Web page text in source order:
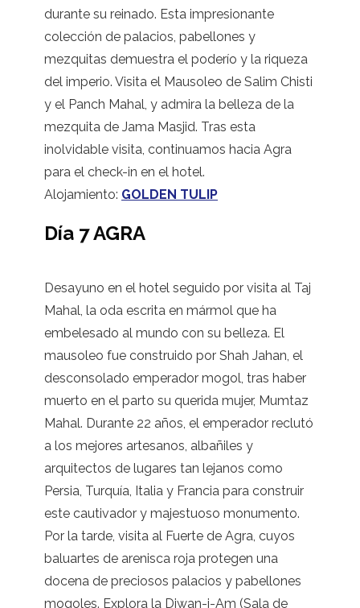
durante su reinado. Esta impresionante
colección de palacios, pabellones y
mezquitas demuestra el poderío y la riqueza
del imperio. Visita el Mausoleo de Salim Chisti
y el Panch Mahal, y admira la belleza de la
mezquita de Jama Masjid. Tras esta
inolvidable visita, continuamos hacia Agra
para el check-in en el hotel.
Alojamiento: GOLDEN TULIP
Día 7 AGRA
Desayuno en el hotel seguido por visita al Taj
Mahal, la oda escrita en mármol que ha
embelesado al mundo con su belleza. El
mausoleo fue construido por Shah Jahan, el
desconsolado emperador mogol, tras haber
muerto en el parto su querida mujer, Mumtaz
Mahal. Durante 22 años, el emperador reclutó
a los mejores artesanos, albañiles y
arquitectos de lugares tan lejanos como
Persia, Turquía, Italia y Francia para construir
este cautivador y majestuoso monumento.
Por la tarde, visita al Fuerte de Agra, cuyos
baluartes de arenisca roja protegen una
docena de preciosos palacios y pabellones
mogoles. Explora la Diwan-i-Am (Sala de